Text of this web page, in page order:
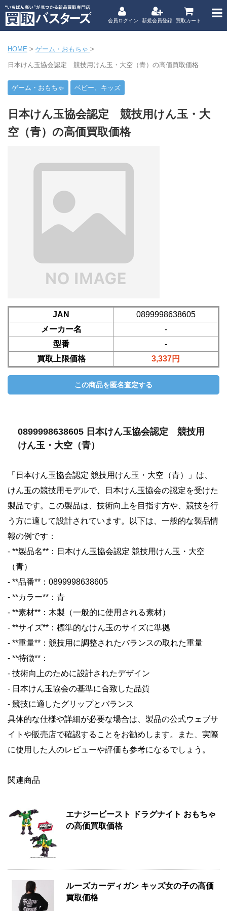
会員ログイン 新規会員登録 買取カート
HOME > ゲーム・おもちゃ >
日本けん玉協会認定 競技用けん玉・大空（青）の高価買取価格
ゲーム・おもちゃ ベビー、キッズ
日本けん玉協会認定 競技用けん玉・大
空（青）の高価買取価格
JAN
0899998638605
メーカー名
-
型番
-
買取上限価格
3,337円
0899998638605 日本けん玉協会認定 競技用
けん玉・大空（青）
「日本けん玉協会認定 競技用けん玉・大空（青）」は、
けん玉の競技用モデルで、日本けん玉協会の認定を受けた
製品です。この製品は、技術向上を目指す方や、競技を行
う方に適して設計されています。以下は、一般的な製品情
報の例です：
- **製品名**：日本けん玉協会認定 競技用けん玉・大空
（青）
- **品番**：0899998638605
- **カラー**：青
- **素材**：木製（一般的に使用される素材）
- **サイズ**：標準的なけん玉のサイズに準拠
- **重量**：競技用に調整されたバランスの取れた重量
- **特徴**：
- 技術向上のために設計されたデザイン
- 日本けん玉協会の基準に合致した品質
- 競技に適したグリップとバランス
具体的な仕様や詳細が必要な場合は、製品の公式ウェブサ
イトや販売店で確認することをお勧めします。また、実際
に使用した人のレビューや評価も参考になるでしょう。
関連商品
エナジービースト ドラグナイト おもちゃ
の高価買取価格
ルーズカーディガン キッズ女の子の高価
買取価格